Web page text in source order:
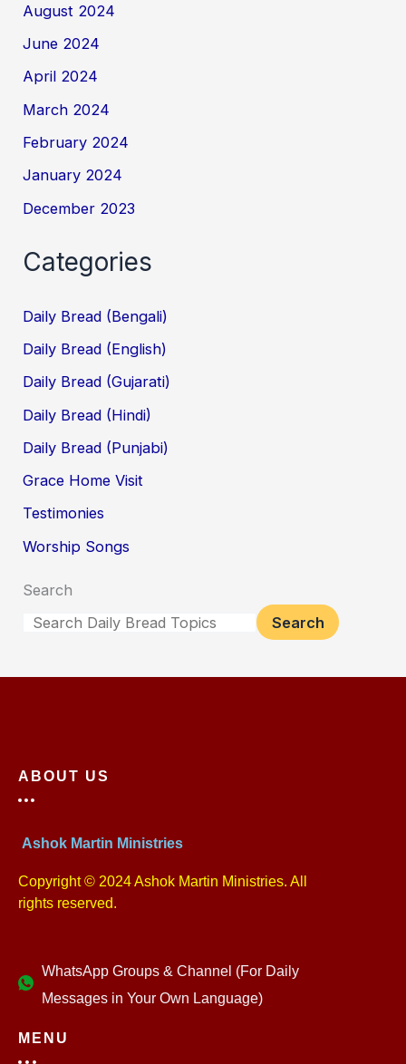
August 2024
June 2024
April 2024
March 2024
February 2024
January 2024
December 2023
Categories
Daily Bread (Bengali)
Daily Bread (English)
Daily Bread (Gujarati)
Daily Bread (Hindi)
Daily Bread (Punjabi)
Grace Home Visit
Testimonies
Worship Songs
Search
Search
ABOUT US
Ashok Martin Ministries
Copyright © 2024 Ashok Martin Ministries. All
rights reserved.
WhatsApp Groups & Channel (For Daily
Messages in Your Own Language)
MENU